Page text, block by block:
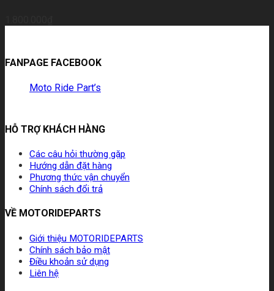
FANPAGE FACEBOOK
Moto Ride Part’s
HỖ TRỢ KHÁCH HÀNG
Các câu hỏi thường gặp
Hướng dẫn đặt hàng
Phương thức vận chuyển
Chính sách đổi trả
VỀ MOTORIDEPARTS
Giới thiệu MOTORIDEPARTS
Chính sách bảo mật
Điều khoản sử dụng
Liên hệ